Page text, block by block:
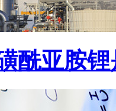
酰亚胺